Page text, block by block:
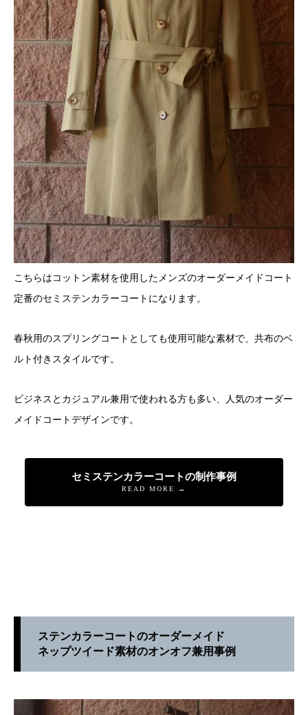
こちらはコットン素材を使用したメンズのオーダーメイドコート
定番のセミステンカラーコートになります。
春秋用のスプリングコートとしても使用可能な素材で、共布のベ
ルト付きスタイルです。
ビジネスとカジュアル兼用で使われる方も多い、人気のオーダー
メイドコートデザインです。
セミステンカラーコートの制作事例
READ MORE →
ステンカラーコートのオーダーメイド
ネップツイード素材のオンオフ兼用事例